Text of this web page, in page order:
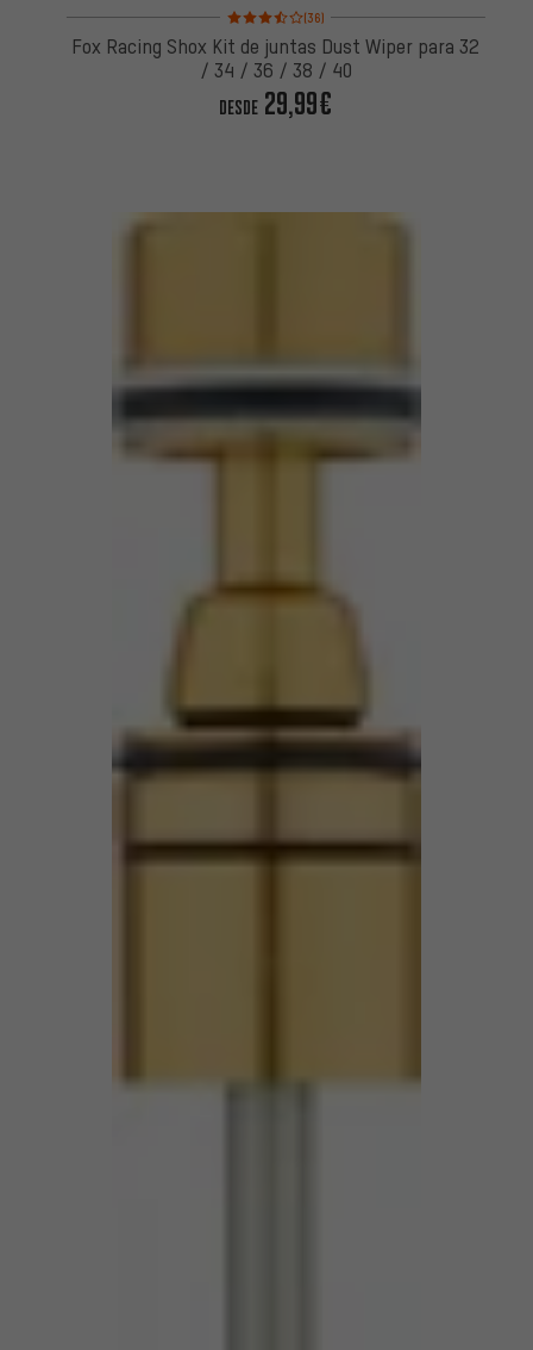
Valoración media: 3,5 de 5 basada en 36 reseñas
(36)
Fox Racing Shox Kit de juntas Dust Wiper para 32
/ 34 / 36 / 38 / 40
DESDE29,99€